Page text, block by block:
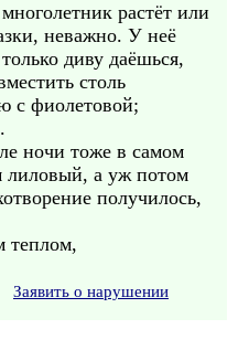
растёт или
неважно. У неё
диву даёшься,
столь
с фиолетовой;
ночи тоже в самом
лиловый, а уж потом
получилось,
теплом,
Заявить о нарушении